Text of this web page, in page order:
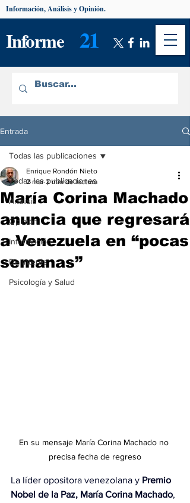
Informe 21
Información, Análisis y Opinión.
Entrada
Todas las publicaciones
Análisis
Opinión
Información
De interés
Psicología y Salud
Todas las publicaciones
María Corina Machado
anuncia que regresará
a Venezuela en “pocas
semanas”
Enrique Rondón Nieto
2 mar 2 min de lectura
En su mensaje María Corina Machado no
precisa fecha de regreso
La líder opositora venezolana y Premio
Nobel de la Paz, María Corina Machado,